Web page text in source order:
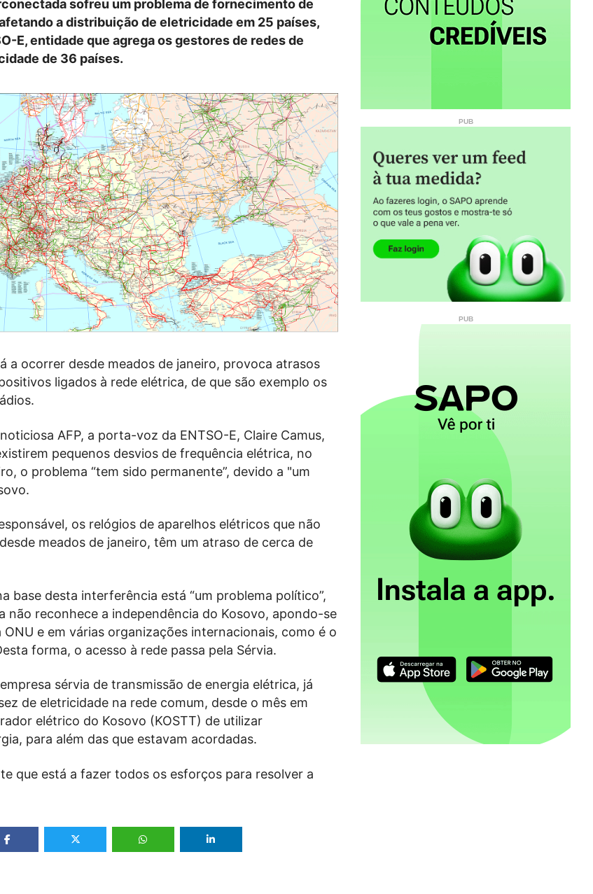
sofreu um problema de fornecimento de
a distribuição de eletricidade em 25 países,
E, entidade que agrega os gestores de redes de
de 36 países.
a ocorrer desde meados de janeiro, provoca atrasos
ligados à rede elétrica, de que são exemplo os
AFP, a porta-voz da ENTSO-E, Claire Camus,
pequenos desvios de frequência elétrica, no
o problema “tem sido permanente”, devido a "um
os relógios de aparelhos elétricos que não
meados de janeiro, têm um atraso de cerca de
base desta interferência está “um problema político”,
não reconhece a independência do Kosovo, apondo-se
e em várias organizações internacionais, como é o
forma, o acesso à rede passa pela Sérvia.
sérvia de transmissão de energia elétrica, já
de eletricidade na rede comum, desde o mês em
elétrico do Kosovo (KOSTT) de utilizar
para além das que estavam acordadas.
que está a fazer todos os esforços para resolver a